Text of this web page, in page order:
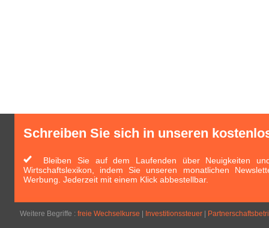
Schreiben Sie sich in unseren
Bleiben Sie auf dem Laufenden über Neuigkeiten
Wirtschaftslexikon, indem Sie unseren monatlichen
Werbung. Jederzeit mit einem Klick abbestellbar.
Weitere Begriffe : freie Wechselkurse Investitionssteuer